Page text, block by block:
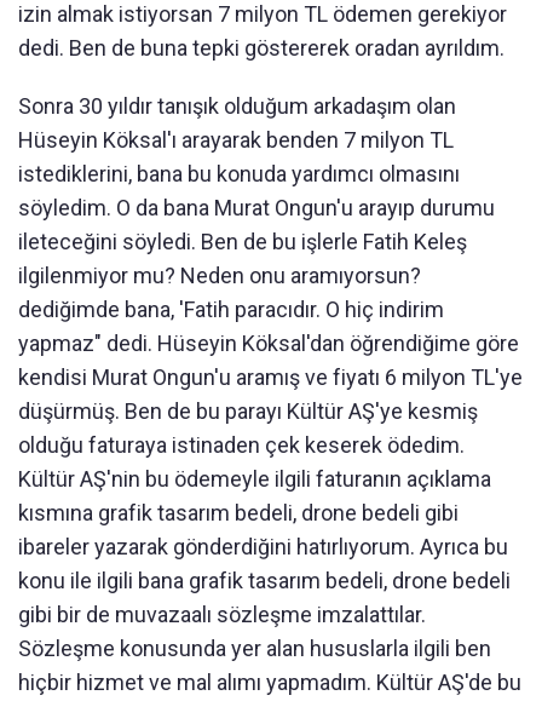
izin almak istiyorsan 7 milyon TL ödemen gerekiyor
dedi. Ben de buna tepki göstererek oradan ayrıldım.
Sonra 30 yıldır tanışık olduğum arkadaşım olan
Hüseyin Köksal'ı arayarak benden 7 milyon TL
istediklerini, bana bu konuda yardımcı olmasını
söyledim. O da bana Murat Ongun'u arayıp durumu
ileteceğini söyledi. Ben de bu işlerle Fatih Keleş
ilgilenmiyor mu? Neden onu aramıyorsun?
dediğimde bana, 'Fatih paracıdır. O hiç indirim
yapmaz" dedi. Hüseyin Köksal'dan öğrendiğime göre
kendisi Murat Ongun'u aramış ve fiyatı 6 milyon TL'ye
düşürmüş. Ben de bu parayı Kültür AŞ'ye kesmiş
olduğu faturaya istinaden çek keserek ödedim.
Kültür AŞ'nin bu ödemeyle ilgili faturanın açıklama
kısmına grafik tasarım bedeli, drone bedeli gibi
ibareler yazarak gönderdiğini hatırlıyorum. Ayrıca bu
konu ile ilgili bana grafik tasarım bedeli, drone bedeli
gibi bir de muvazaalı sözleşme imzalattılar.
Sözleşme konusunda yer alan hususlarla ilgili ben
hiçbir hizmet ve mal alımı yapmadım. Kültür AŞ'de bu